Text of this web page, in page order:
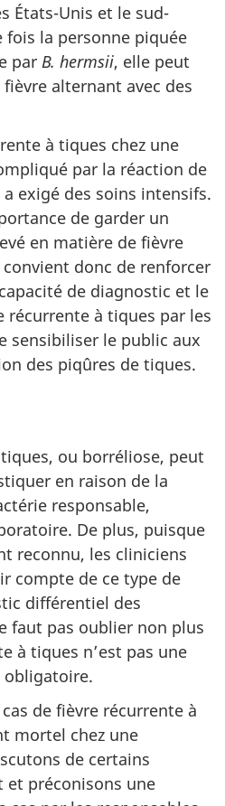
États-Unis et le sud-
fois la personne piquée
par B. hermsii, elle peut
alternant avec des
à tiques chez une
par la réaction de
exigé des soins intensifs.
de garder un
en matière de fièvre
donc de renforcer
de diagnostic et le
à tiques par les
sensibiliser le public aux
des piqûres de tiques.
ou borréliose, peut
en raison de la
responsable,
De plus, puisque
reconnu, les cliniciens
compte de ce type de
différentiel des
faut pas oublier non plus
à tiques n’est pas une
obligatoire.
de fièvre récurrente à
mortel chez une
de certains
et préconisons une